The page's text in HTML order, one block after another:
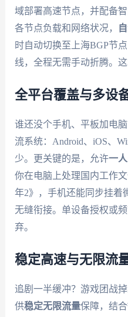
域部署高速节点，并配备
各节点负载和网络状况，
时自动切换至上海BGP节
线，全程无需手动折腾。
全平台覆盖与多设
谁还没个手机、平板加电
流系统：Android、iOS、
少。更关键的是，允许一
你在电脑上处理国内工作
年2》，手机还能同步挂
无缝衔接。单设备授权或
弃。
稳定高速与无限流
追剧一半缓冲？游戏团战
供稳定无限流量保障，结合